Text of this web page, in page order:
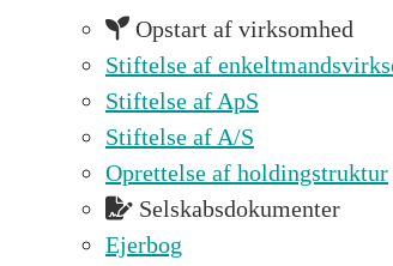
Opstart af virksomhed
Stiftelse af
Stiftelse af ApS
Stiftelse af A/S
Oprettelse af holdingstruktur
Selskabsdokumenter
Ejerbog